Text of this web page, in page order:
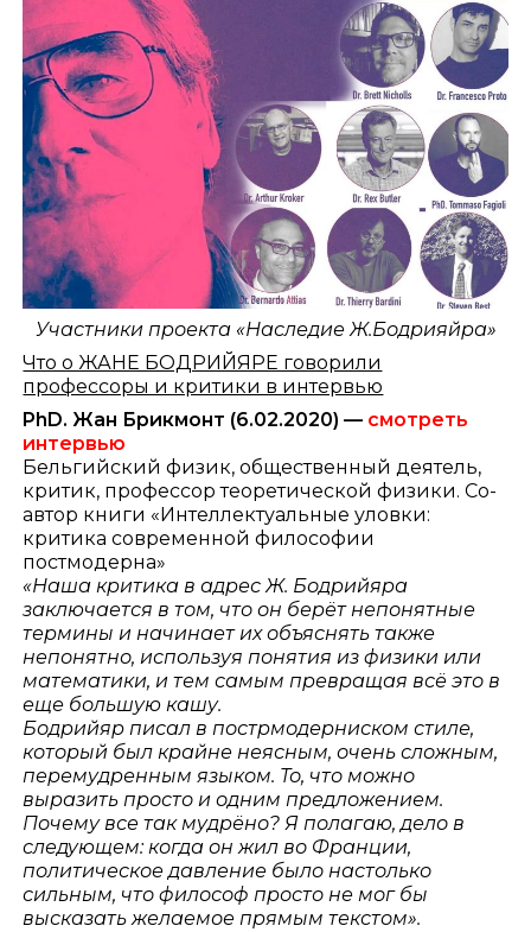
Участники проекта «Наследие Ж.Бодрияйра»
Что о ЖАНЕ БОДРИЙЯРЕ говорили
профессоры и критики в интервью
PhD. Жан Брикмонт (6.02.2020) — смотреть
интервью
Бельгийский физик, общественный деятель,
критик, профессор теоретической физики. Со-
автор книги «Интеллектуальные уловки:
критика современной философии
постмодерна»
«Наша критика в адрес Ж. Бодрийяра
заключается в том, что он берёт непонятные
термины и начинает их объяснять также
непонятно, используя понятия из физики или
математики, и тем самым превращая всё это в
еще большую кашу.
Бодрийяр писал в пострмодерниском стиле,
который был крайне неясным, очень сложным,
перемудренным языком. То, что можно
выразить просто и одним предложением.
Почему все так мудрёно? Я полагаю, дело в
следующем: когда он жил во Франции,
политическое давление было настолько
сильным, что философ просто не мог бы
высказать желаемое прямым текстом».